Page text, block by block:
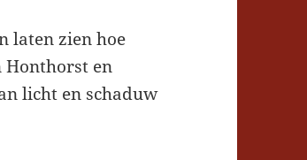
laten zien hoe
Honthorst en
licht en schaduw